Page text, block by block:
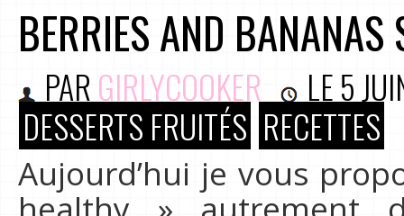
BERRIES AND BANANAS
PAR GIRLYCOOKER LE5
DESSERTS FRUITÉS RECETTES
Aujourd’hui je vous